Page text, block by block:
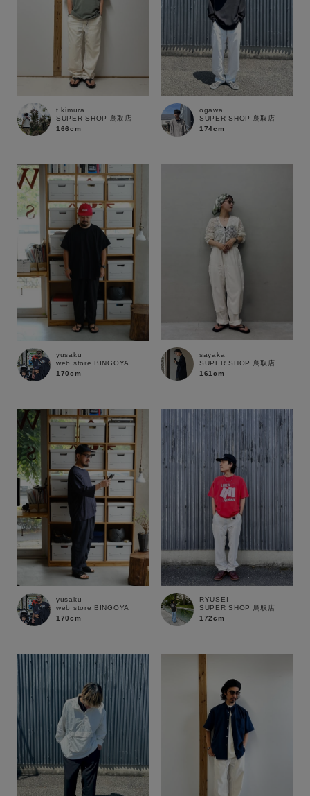
キーワード
性別
MENS
カテゴリ
サイズ
ブランド
t.kimura
SUPER SHOP 鳥取店
166cm
ogawa
SUPER SHOP 鳥取店
174cm
yusaku
web store BINGOYA
170cm
sayaka
SUPER SHOP 鳥取店
161cm
yusaku
web store BINGOYA
170cm
RYUSEI
SUPER SHOP 鳥取店
172cm